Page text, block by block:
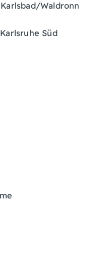
Waldronn
Süd